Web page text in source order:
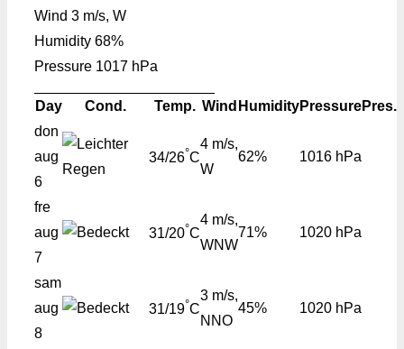
Wind 3 m/s, W
Humidity 68%
Pressure 1017 hPa
Day Cond. Temp. Wind HumidityPressurePres.
don
aug
6
34/26°C
4 m/s,
W
62% 1016 hPa
fre
aug
7
31/20°C
4 m/s,
WNW
71% 1020 hPa
sam
aug
8
31/19°C
3 m/s,
NNO
45% 1020 hPa